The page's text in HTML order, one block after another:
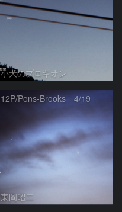
小犬のプロキオン
12P/Pons-Brooks 4/19
東岡昭二